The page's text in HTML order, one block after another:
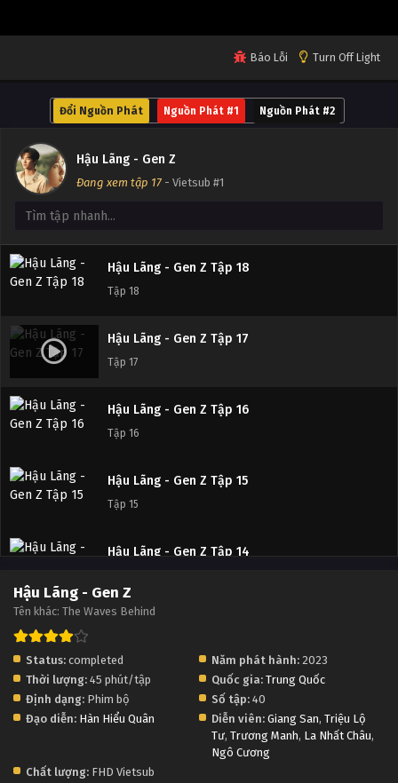
Báo Lỗi Turn Off Light
Đổi Nguồn Phát Nguồn Phát #1 Nguồn Phát #2
Hậu Lãng - Gen Z
Đang xem tập 17 - Vietsub #1
Hậu Lãng - Gen Z Tập 21
Hậu Lãng - Gen Z Tập 20
Tập 19
Hậu Lãng - Gen Z Tập 18
Tập 18
Hậu Lãng - Gen Z Tập 17
Tập 17
Hậu Lãng - Gen Z Tập 16
Tập 16
Hậu Lãng - Gen Z Tập 15
Tập 15
Hậu Lãng - Gen Z Tập 14
Hậu Lãng - Gen Z Tập 12
Tập 12
Hậu Lãng - Gen Z Tập 11
Hậu Lãng - Gen Z
Tên khác: The Waves Behind
Status: completed Năm phát hành: 2023
Thời lượng: 45 phút/tập Quốc gia: Trung Quốc
Định dạng: Phim bộ Số tập: 40
Đạo diễn: Hàn Hiểu Quân Diễn viên: Giang San, Triệu Lộ
Tư, Trương Manh, La Nhất Châu,
Ngô Cương
Chất lượng: FHD Vietsub